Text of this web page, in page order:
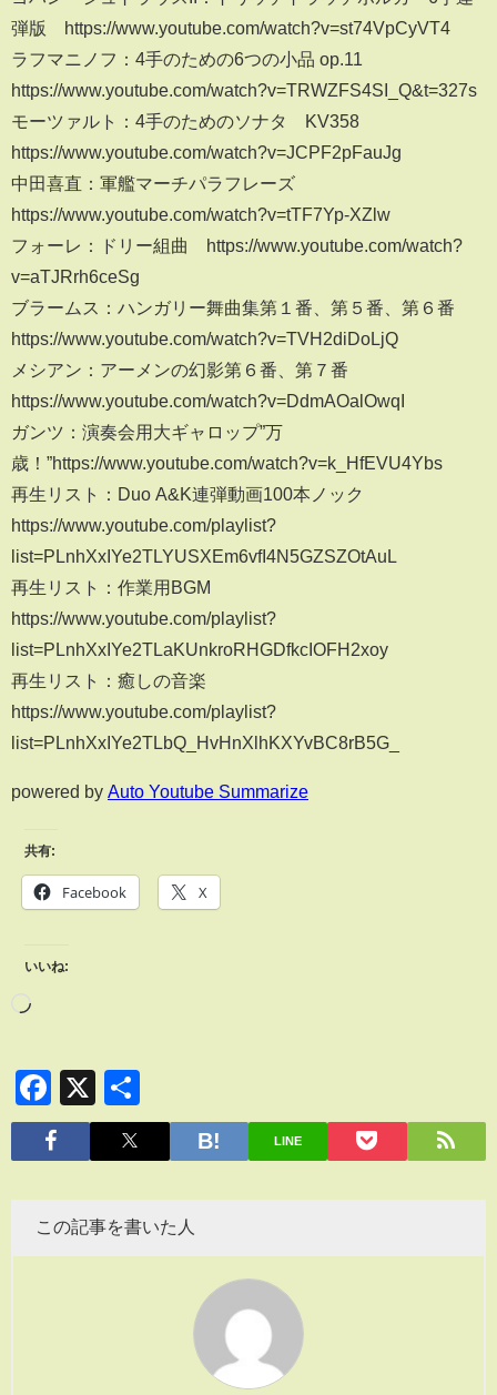
弾版 https://www.youtube.com/watch?v=st74VpCyVT4
ラフマニノフ：4手のための6つの小品 op.11
https://www.youtube.com/watch?v=TRWZFS4SI_Q&t=327s
モーツァルト：4手のためのソナタ KV358
https://www.youtube.com/watch?v=JCPF2pFauJg
中田喜直：軍艦マーチパラフレーズ
https://www.youtube.com/watch?v=tTF7Yp-XZlw
フォーレ：ドリー組曲 https://www.youtube.com/watch?
v=aTJRrh6ceSg
ブラームス：ハンガリー舞曲集第１番、第５番、第６番
https://www.youtube.com/watch?v=TVH2diDoLjQ
メシアン：アーメンの幻影第６番、第７番
https://www.youtube.com/watch?v=DdmAOalOwqI
ガンツ：演奏会用大ギャロップ”万
歳！”https://www.youtube.com/watch?v=k_HfEVU4Ybs
再生リスト：Duo A&K連弾動画100本ノック
https://www.youtube.com/playlist?
list=PLnhXxIYe2TLYUSXEm6vfI4N5GZSZOtAuL
再生リスト：作業用BGM
https://www.youtube.com/playlist?
list=PLnhXxIYe2TLaKUnkroRHGDfkcIOFH2xoy
再生リスト：癒しの音楽
https://www.youtube.com/playlist?
list=PLnhXxIYe2TLbQ_HvHnXlhKXYvBC8rB5G_
powered by Auto Youtube Summarize
共有:
Facebook X
いいね:
Facebook
X
有
LINE
この記事を書いた人